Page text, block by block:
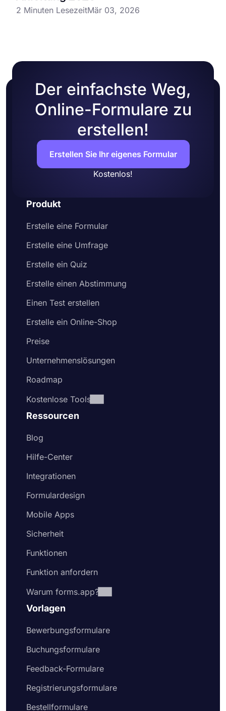
2 Minuten LesezeitMär 03, 2026
Der einfachste Weg,
Online-Formulare zu
erstellen!
Erstellen Sie Ihr eigenes Formular
Kostenlos!
Produkt
Erstelle eine Formular
Erstelle eine Umfrage
Erstelle ein Quiz
Erstelle einen Abstimmung
Einen Test erstellen
Erstelle ein Online-Shop
Preise
Unternehmenslösungen
Roadmap
Kostenlose Tools
Ressourcen
Blog
Hilfe-Center
Integrationen
Formulardesign
Mobile Apps
Sicherheit
Funktionen
Funktion anfordern
Warum forms.app?
Vorlagen
Bewerbungsformulare
Buchungsformulare
Feedback-Formulare
Registrierungsformulare
Bestellformulare